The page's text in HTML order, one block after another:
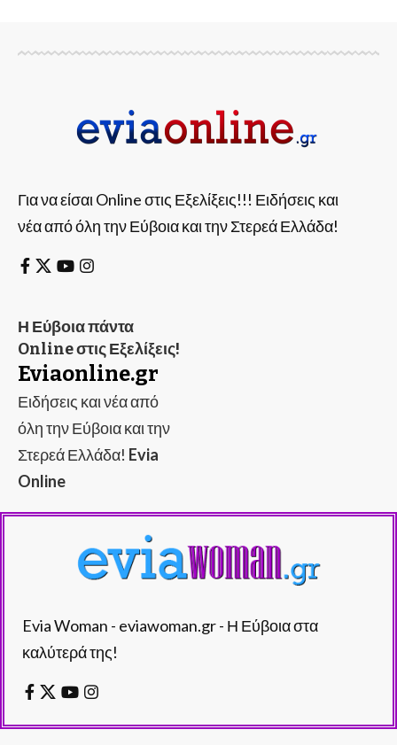
Για να είσαι Online στις Εξελίξεις!!! Ειδήσεις και
νέα από όλη την Εύβοια και την Στερεά Ελλάδα!
Η Εύβοια πάντα
Online στις Εξελίξεις!
Eviaonline.gr
Ειδήσεις και νέα από
όλη την Εύβοια και την
Στερεά Ελλάδα! Evia
Online
Evia Woman - eviawoman.gr - Η Εύβοια στα
καλύτερά της!